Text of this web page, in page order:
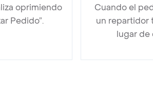
oprimiendo
Pedido”.
Cuando el
un repartidor
lugar de